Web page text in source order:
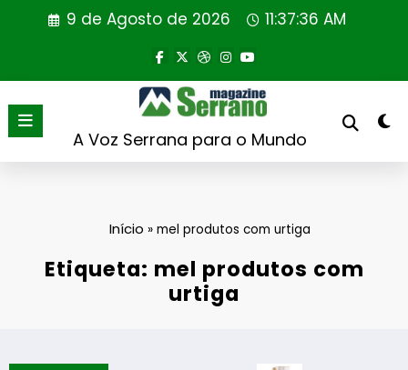
9 de Agosto de 2026 11:37:36 AM
A Voz Serrana para o Mundo
Início »mel produtos com urtiga
Etiqueta: mel produtos com
urtiga